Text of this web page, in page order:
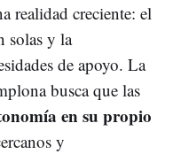
realidad creciente: el
solas y la
de apoyo. La
busca que las
en su propio
y